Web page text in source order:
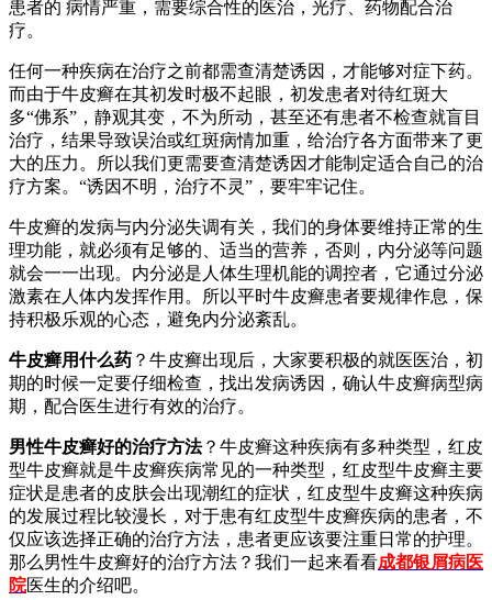
患者的 病情严重，需要综合性的医治，光疗、药物配合治
疗。
任何一种疾病在治疗之前都需查清楚诱因，才能够对症下药。
而由于牛皮癣在其初发时极不起眼，初发患者对待红斑大
多“佛系”，静观其变，不为所动，甚至还有患者不检查就盲目
治疗，结果导致误治或红斑病情加重，给治疗各方面带来了更
大的压力。所以我们更需要查清楚诱因才能制定适合自己的治
疗方案。“诱因不明，治疗不灵”，要牢牢记住。
牛皮癣的发病与内分泌失调有关，我们的身体要维持正常的生
理功能，就必须有足够的、适当的营养，否则，内分泌等问题
就会一一出现。内分泌是人体生理机能的调控者，它通过分泌
激素在人体内发挥作用。所以平时牛皮癣患者要规律作息，保
持积极乐观的心态，避免内分泌紊乱。
牛皮癣用什么药 ？牛皮癣出现后，大家要积极的就医医治，初
期的时候一定要仔细检查，找出发病诱因，确认牛皮癣病型病
期，配合医生进行有效的治疗。
男性牛皮癣好的治疗方法？牛皮癣这种疾病有多种类型，红皮
型牛皮癣就是牛皮癣疾病常见的一种类型，红皮型牛皮癣主要
症状是患者的皮肤会出现潮红的症状，红皮型牛皮癣这种疾病
的发展过程比较漫长，对于患有红皮型牛皮癣疾病的患者，不
仅应该选择正确的治疗方法，患者更应该要注重日常的护理。
那么男性牛皮癣好的治疗方法？我们一起来看看成都银屑病医
院医生的介绍吧。